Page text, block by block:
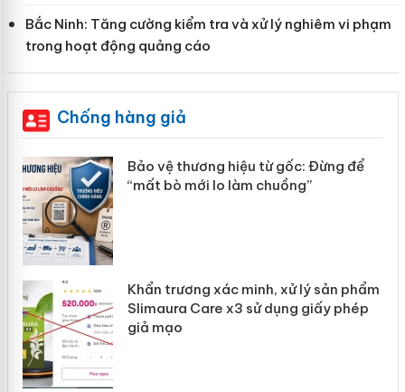
Bắc Ninh: Tăng cường kiểm tra và xử lý nghiêm vi phạm
trong hoạt động quảng cáo
Chống hàng giả
Bảo vệ thương hiệu từ gốc: Đừng để
“mất bò mới lo làm chuồng”
Khẩn trương xác minh, xử lý sản phẩm
Slimaura Care x3 sử dụng giấy phép
giả mạo